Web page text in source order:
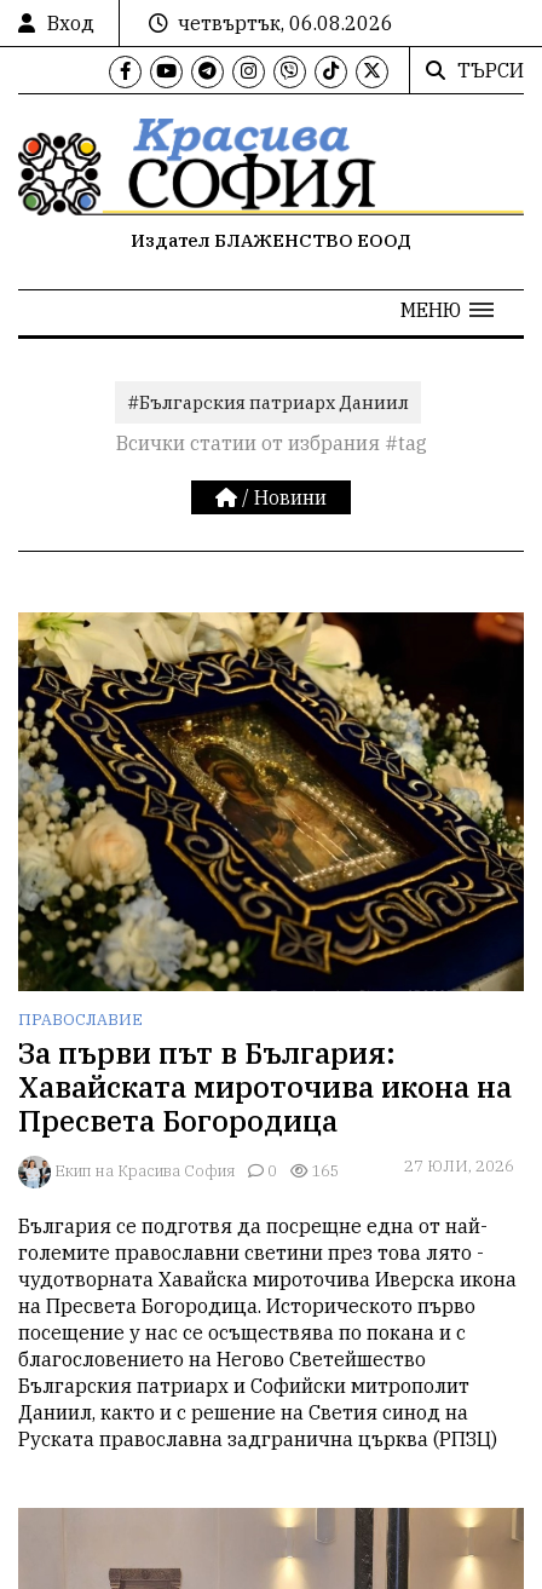
Вход
четвъртък, 06.08.2026
ТЪРСИ
Издател БЛАЖЕНСТВО ЕООД
МЕНЮ
#Българския патриарх Даниил
Всички статии от избрания #tag
/ Новини
ПРАВОСЛАВИЕ
За първи път в България:
Хавайската мироточива икона на
Пресвета Богородица
Екип на Красива София 0 165 27 ЮЛИ, 2026
България се подготвя да посрещне една от най-
големите православни светини през това лято -
чудотворната Хавайска мироточива Иверска икона
на Пресвета Богородица. Историческото първо
посещение у нас се осъществява по покана и с
благословението на Негово Светейшество
Българския патриарх и Софийски митрополит
Даниил, както и с решение на Светия синод на
Руската православна задгранична църква (РПЗЦ)